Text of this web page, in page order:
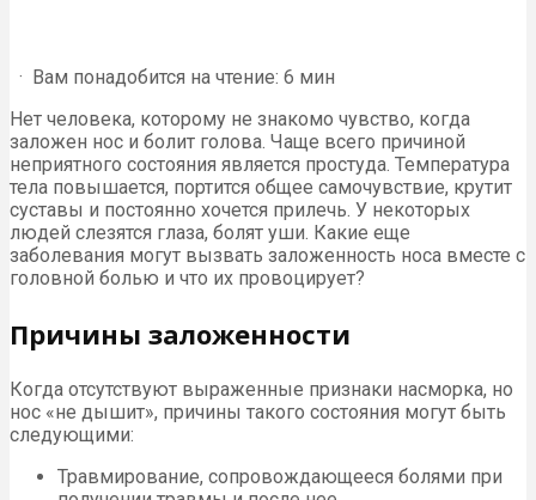
· Вам понадобится на чтение: 6 мин
Нет человека, которому не знакомо чувство, когда
заложен нос и болит голова. Чаще всего причиной
неприятного состояния является простуда. Температура
тела повышается, портится общее самочувствие, крутит
суставы и постоянно хочется прилечь. У некоторых
людей слезятся глаза, болят уши. Какие еще
заболевания могут вызвать заложенность носа вместе с
головной болью и что их провоцирует?
Причины заложенности
Когда отсутствуют выраженные признаки насморка, но
нос «не дышит», причины такого состояния могут быть
следующими:
Травмирование, сопровождающееся болями при